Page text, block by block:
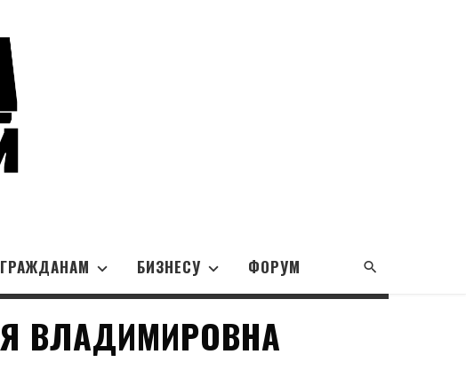
ГРАЖДАНАМ БИЗНЕСУ ФОРУМ
ВЛАДИМИРОВНА